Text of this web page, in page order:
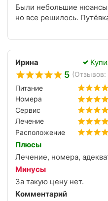
Были небольшие
но все решилось.
Ирина
5 (Отзывов:
Питание
Номера
Сервис
Лечение
Расположение
Плюсы
Лечение, номера,
Минусы
За такую цену нет.
Комментарий